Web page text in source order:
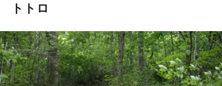
トトロ